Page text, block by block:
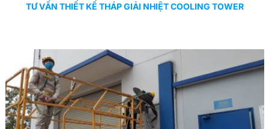
TƯ VẤN THIẾT KẾ THÁP GIẢI NHIỆT COOLING TOWER